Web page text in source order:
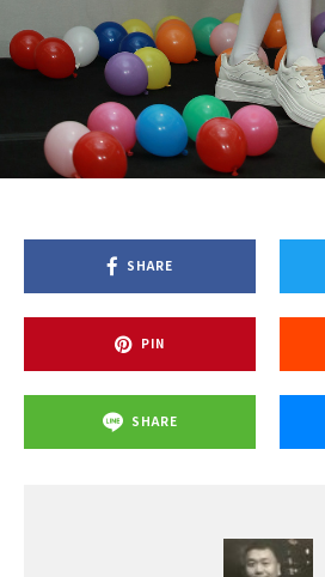
SHARE
PIN
SHARE